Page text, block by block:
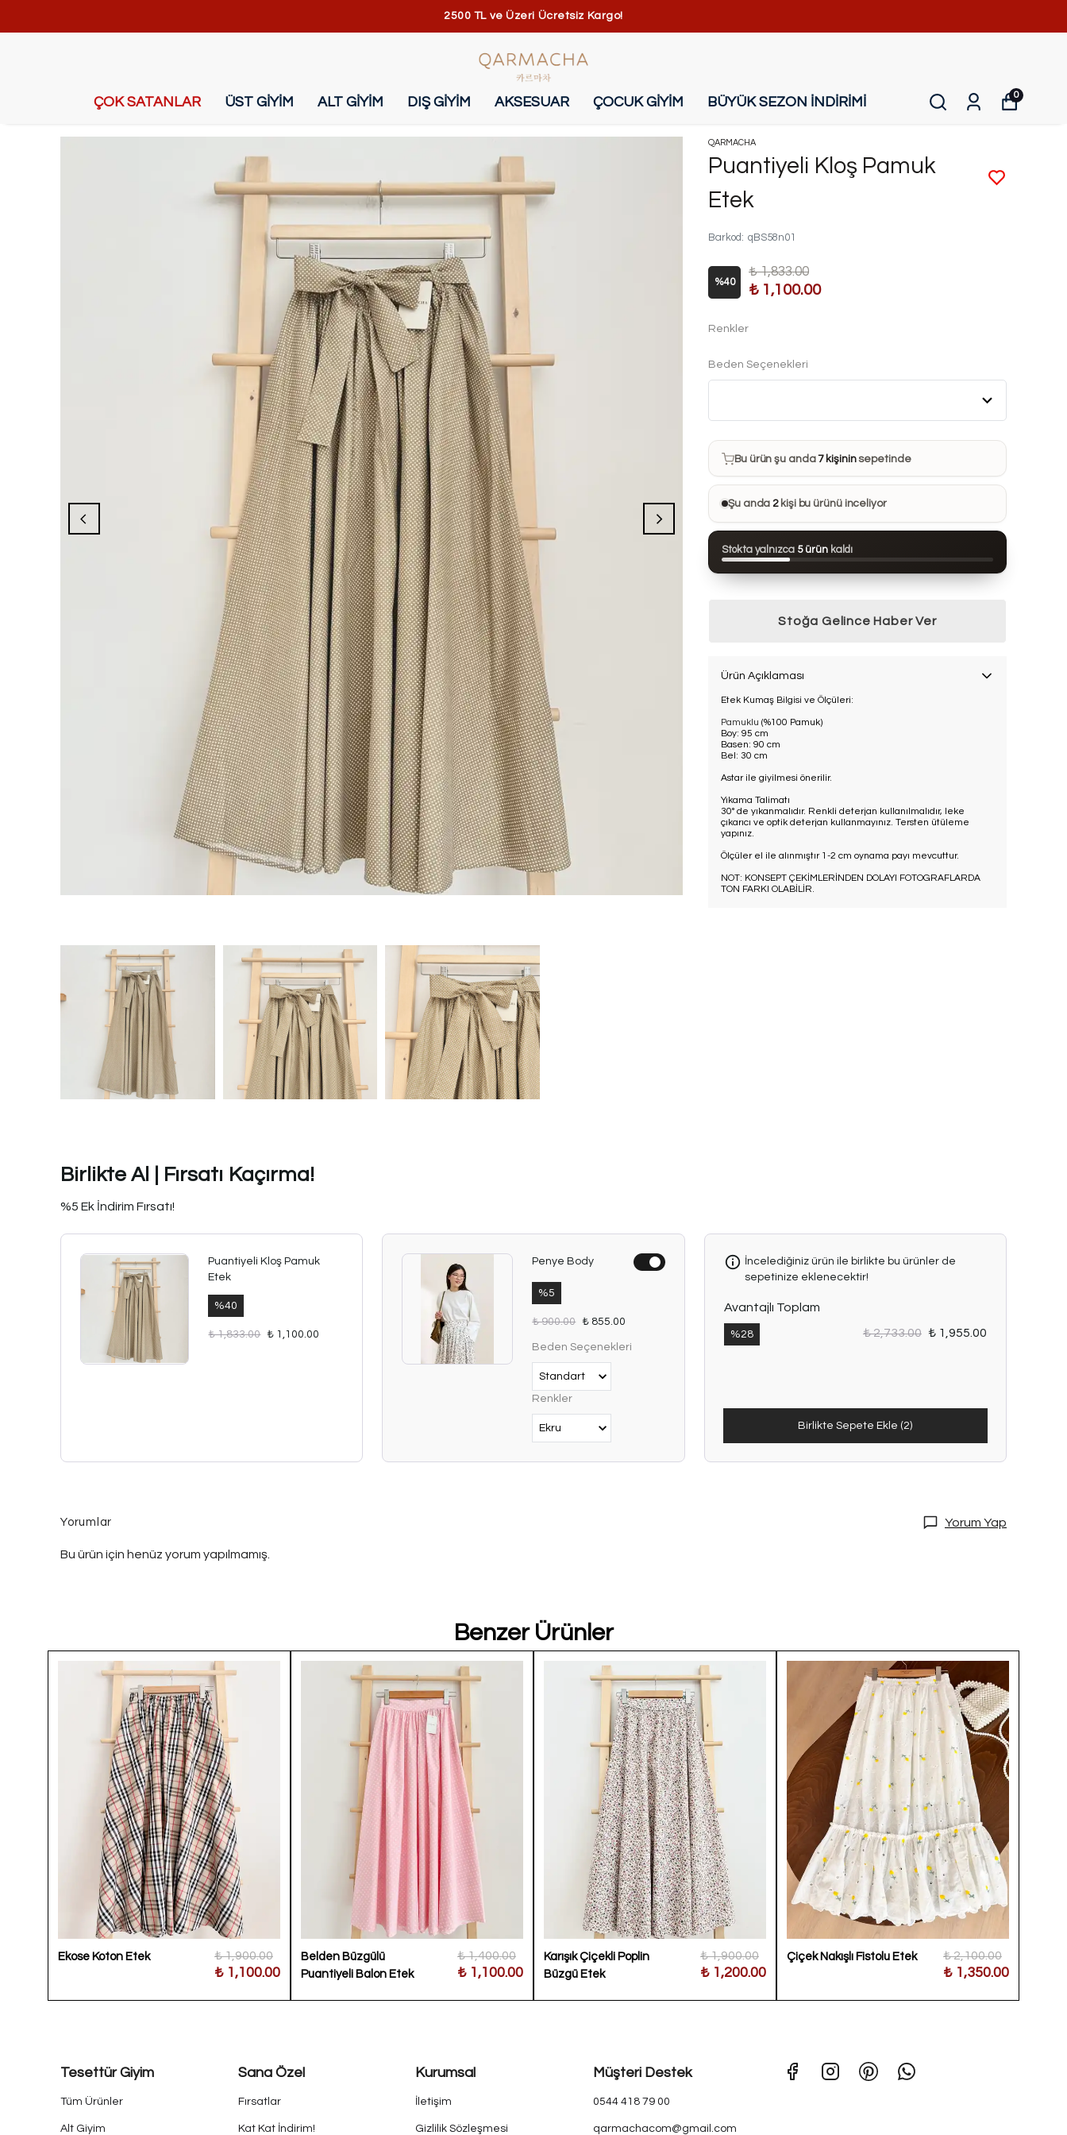
2500 TL ve Üzeri Ücretsiz Kargo!
ÇOK SATANLAR ÜST GİYİM ALT GİYİM DIŞ GİYİM AKSESUAR ÇOCUK GİYİM BÜYÜK SEZON İNDİRİMİ 0
QARMACHA
Puantiyeli Kloş Pamuk
Etek
Barkod : qBS58n01
%40
₺ 1,833.00
₺ 1,100.00
Renkler
Beden Seçenekleri
Bu ürün son 7 günde8 kezsatın alındı
Bu ürün şu anda7 kişininsepetinde
Bu ürünü 23 kişi favorilerine ekledi
Bu ürün son 24 saatte68 kezgörüntülendi
Şu anda 2kişi bu ürünü inceliyor
Stokta yalnızca 5 ürün kaldı
Stoğa Gelince Haber Ver
Ürün Açıklaması
Etek Kumaş Bilgisi ve Ölçüleri:
Pamuklu (%100 Pamuk)
Boy: 95 cm
Basen: 90 cm
Bel: 30 cm
Astar ile giyilmesi önerilir.
Yıkama Talimatı
30° de yıkanmalıdır. Renkli deterjan kullanılmalıdır, leke
çıkarıcı ve optik deterjan kullanmayınız. Tersten ütüleme
yapınız.
Ölçüler el ile alınmıştır 1-2 cm oynama payı mevcuttur.
NOT: KONSEPT ÇEKİMLERİNDEN DOLAYI FOTOGRAFLARDA
TON FARKI OLABİLİR.
Birlikte Al | Fırsatı Kaçırma!
%5 Ek İndirim Fırsatı!
Puantiyeli Kloş Pamuk
Etek
%40
₺ 1,833.00 ₺ 1,100.00
Penye Body
%5
₺ 900.00 ₺ 855.00
Beden Seçenekleri
Renkler
İncelediğiniz ürün ile birlikte bu ürünler de
sepetinize eklenecektir!
Avantajlı Toplam
%28 ₺ 2,733.00 ₺ 1,955.00
Birlikte Sepete Ekle (2)
Yorumlar Yorum Yap
Bu ürün için henüz yorum yapılmamış.
Benzer Ürünler
Ekose Koton Etek ₺ 1,900.00
₺ 1,100.00
Belden Büzgülü
Puantiyeli Balon Etek
₺ 1,400.00
₺ 1,100.00
Karışık Çiçekli Poplin
Büzgü Etek
₺ 1,900.00
₺ 1,200.00
Çiçek Nakışlı Fistolu Etek ₺ 2,100.00
₺ 1,350.00
Tesettür Giyim
Tüm Ürünler
Alt Giyim
Sana Özel
Fırsatlar
Kat Kat İndirim!
Kurumsal
İletişim
Gizlilik Sözleşmesi
Müşteri Destek
0544 418 79 00
qarmachacom@gmail.com